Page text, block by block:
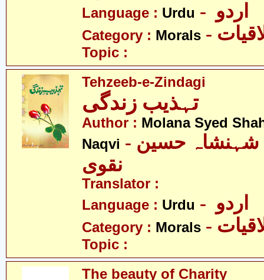
Language : Urdu
Category : Morals
Topic :
Tehzeeb-e-Zindagi
تہذیب زندگی
Author : Molana Syed
Naqvi - مولانا سیّد شہنشاہ حسین
نقوی
Translator :
Language : Urdu
Category : Morals
Topic :
The beauty of Charity